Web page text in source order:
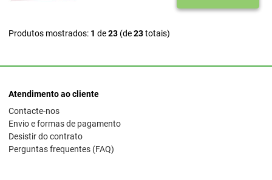
Produtos mostrados: 1 de23 (de23totais)
Atendimento ao cliente
Contacte-nos
Envio e formas de pagamento
Desistir do contrato
Perguntas frequentes (FAQ)